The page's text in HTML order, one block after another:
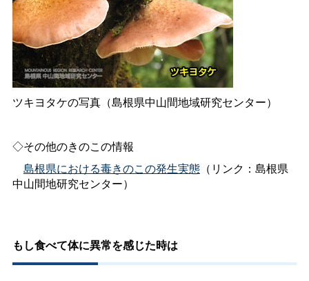
ツキヨタケの写真（島根県中山間地域研究センター）
◇その他のきのこの情報
島根県における毒きのこの発生実態（リンク：島根県
中山間地研究センター）
もし食べて体に異常を感じた時は